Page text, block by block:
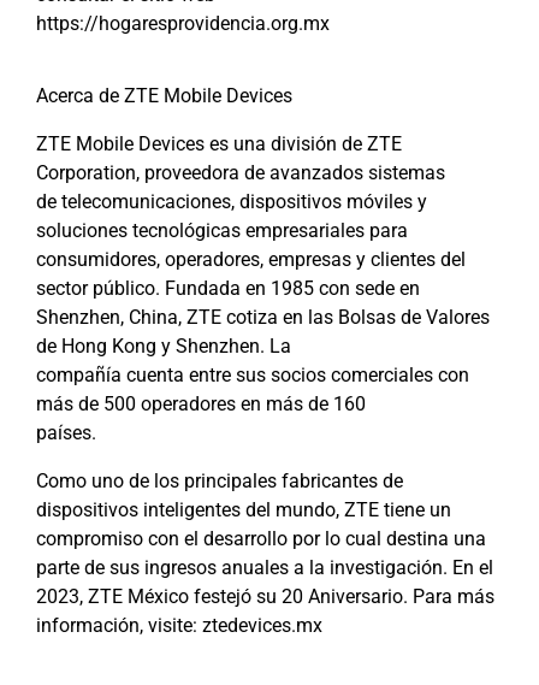
https://hogaresprovidencia.org.mx
Acerca de ZTE Mobile Devices
ZTE Mobile Devices es una división de ZTE
Corporation, proveedora de avanzados sistemas
de telecomunicaciones, dispositivos móviles y
soluciones tecnológicas empresariales para
consumidores, operadores, empresas y clientes del
sector público. Fundada en 1985 con sede en
Shenzhen, China, ZTE cotiza en las Bolsas de Valores
de Hong Kong y Shenzhen. La
compañía cuenta entre sus socios comerciales con
más de 500 operadores en más de 160
países.
Como uno de los principales fabricantes de
dispositivos inteligentes del mundo, ZTE tiene un
compromiso con el desarrollo por lo cual destina una
parte de sus ingresos anuales a la investigación. En el
2023, ZTE México festejó su 20 Aniversario. Para más
información, visite: ztedevices.mx